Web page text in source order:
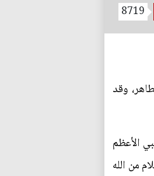
8719
وقد
الأعظم
من الله